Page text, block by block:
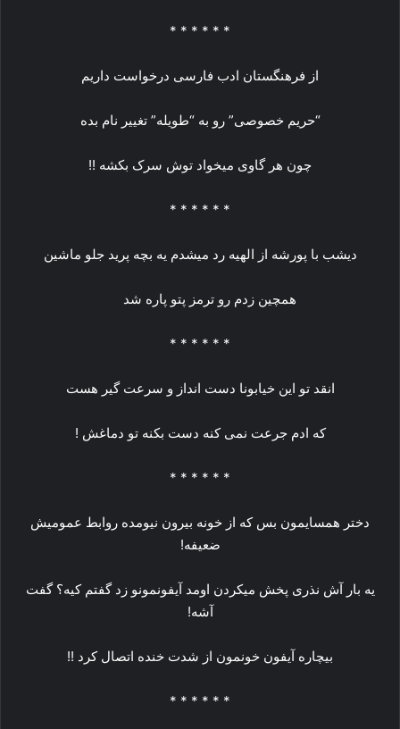
* * * * * *
از فرهنگستان ادب فارسی درخواست داریم
“حریم خصوصی” رو به “طویله” تغییر نام بده
چون هر گاوی میخواد توش سرک بکشه !!
* * * * * *
دیشب با پورشه از الهیه رد میشدم یه بچه پرید جلو ماشین
همچین زدم رو ترمز پتو پاره شد
* * * * * *
انقد تو این خیابونا دست انداز و سرعت گیر هست
که ادم جرعت نمی کنه دست بکنه تو دماغش !
* * * * * *
دختر همسایمون بس که از خونه بیرون نیومده روابط عمومیش
ضعیفه!
یه بار آش نذری پخش میکردن اومد آیفونمونو زد گفتم کیه؟ گفت
آشه!
بیچاره آیفون خونمون از شدت خنده اتصال کرد !!
* * * * * *